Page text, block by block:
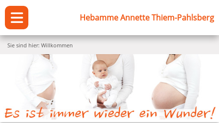
Hebamme Annette Thiem-Pahlsberg
Sie sind hier: Willkommen